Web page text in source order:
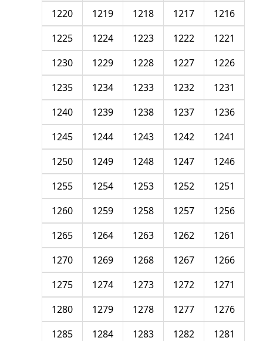
1216
1217
1218
1219
1220
1221
1222
1223
1224
1225
1226
1227
1228
1229
1230
1231
1232
1233
1234
1235
1236
1237
1238
1239
1240
1241
1242
1243
1244
1245
1246
1247
1248
1249
1250
1251
1252
1253
1254
1255
1256
1257
1258
1259
1260
1261
1262
1263
1264
1265
1266
1267
1268
1269
1270
1271
1272
1273
1274
1275
1276
1277
1278
1279
1280
1281
1282
1283
1284
1285